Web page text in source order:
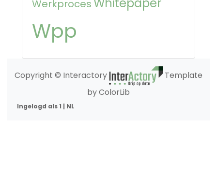
Werkproces
Wpp
Copyright © Interactory
Template
by ColorLib
Ingelogd als 1 | NL